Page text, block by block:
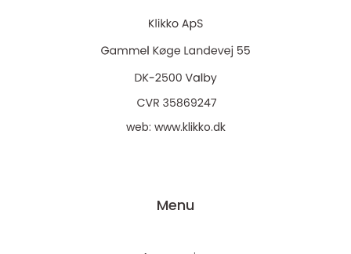
web: www.klikko.dk
Menu